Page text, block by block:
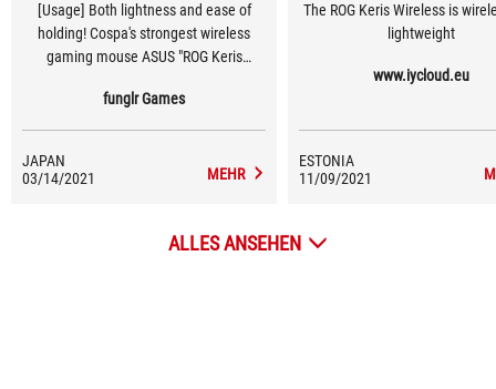
[Usage] Both lightness and ease of
holding! Cospa's strongest wireless
gaming mouse ASUS "ROG Keris
funglr Games
JAPAN
03/14/2021
MEHR
The ROG Keris Wireless is
lightweight
www.iycloud.eu
ESTONIA
11/09/2021
ALLES ANSEHEN